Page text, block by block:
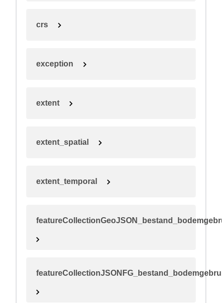
crs
exception
extent
extent_spatial
extent_temporal